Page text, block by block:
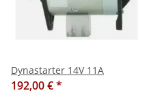
Dynastarter 14V 11A
192,00 €*